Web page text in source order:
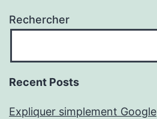
Rechercher
Recent Posts
Expliquer simplement Google